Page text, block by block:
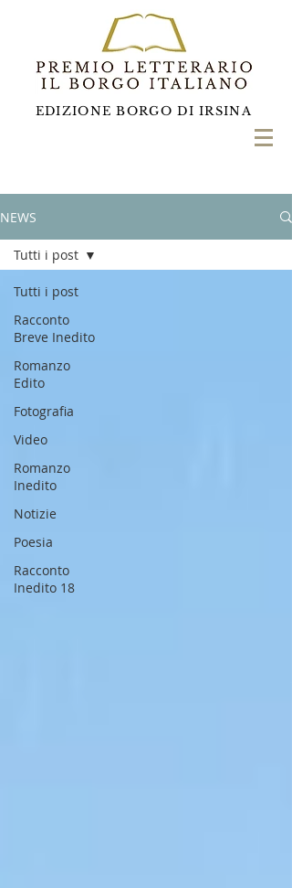
EDIZIONE BORGO DI IRSINA
NEWS
Tutti i post
Racconto
Breve Inedito
Romanzo
Edito
Fotografia
Video
Romanzo
Inedito
Notizie
Poesia
Racconto
Inedito 18
Tutti i post